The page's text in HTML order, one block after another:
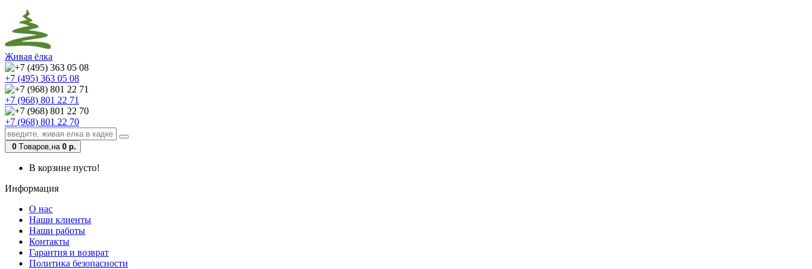
Живая ёлка
+7 (495) 363 05 08
+7 (968) 801 22 71
+7 (968) 801 22 70
0 Tоваров,на 0 р.
В корзине пусто!
Информация
О нас
Наши клиенты
Наши работы
Контакты
Гарантия и возврат
Политика безопасности